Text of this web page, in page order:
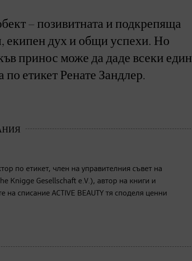
– позивитната и подкрепяща
екипен дух и общи успехи. Но
принос може да даде всеки един
по етикет Ренате Зандлер.
по етикет, член на управителния съвет на
Knigge Gesellschaft e.V.), автор на книги и
на списание ACTIVE BEAUTY тя споделя ценни